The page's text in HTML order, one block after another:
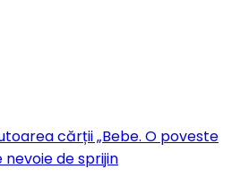
cărții „Bebe. O poveste
nevoie de sprijin